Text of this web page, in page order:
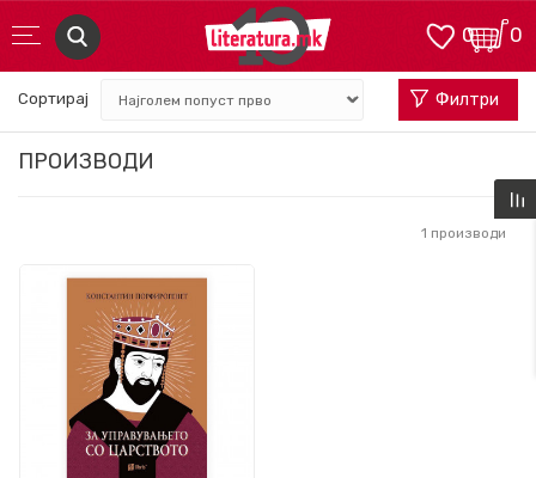
0
0
ПРОИЗВОДИ
Сортирај Филтри
1 производи